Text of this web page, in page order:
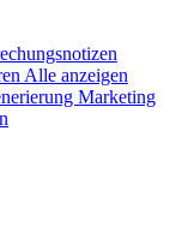
Alle anzeigen
Marketing